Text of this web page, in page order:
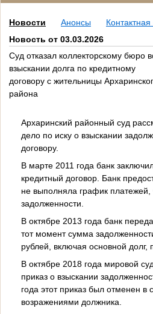
Новости Анонсы
Новость от 03.03.2026
Суд отказал коллекторскому бюро
взыскании долга по кредитному
договору с жительницы
района
Архаринский районный суд
дело по иску о взыскании
договору.
В марте 2011 года банк
кредитный договор. Банк
не выполняла график платежей,
задолженности.
В октябре 2013 года банк
тот момент сумма
рублей, включая основной долг,
В октябре 2018 года мировой
приказ о взыскании
года этот приказ был отменен в
возражениями должника.